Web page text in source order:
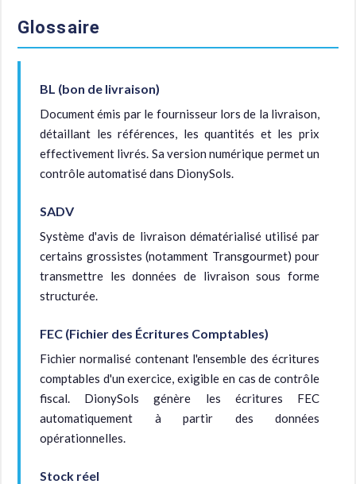
Glossaire
BL (bon de livraison)
Document émis par le fournisseur lors de la livraison,
détaillant les références, les quantités et les prix
effectivement livrés. Sa version numérique permet un
contrôle automatisé dans DionySols.
SADV
Système d'avis de livraison dématérialisé utilisé par
certains grossistes (notamment Transgourmet) pour
transmettre les données de livraison sous forme
structurée.
FEC (Fichier des Écritures Comptables)
Fichier normalisé contenant l'ensemble des écritures
comptables d'un exercice, exigible en cas de contrôle
fiscal. DionySols génère les écritures FEC
automatiquement à partir des données
opérationnelles.
Stock réel